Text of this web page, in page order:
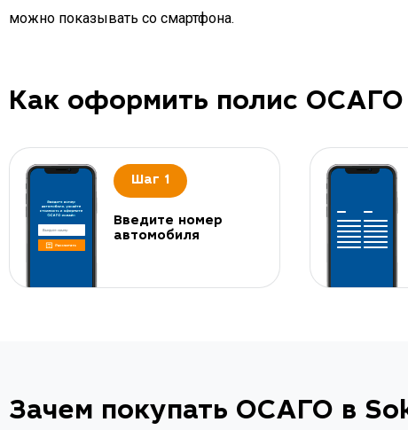
можно показывать со смартфона.
Как оформить полис ОСАГО
Шаг 1
Введите номер
автомобиля
Зачем покупать ОСАГО в